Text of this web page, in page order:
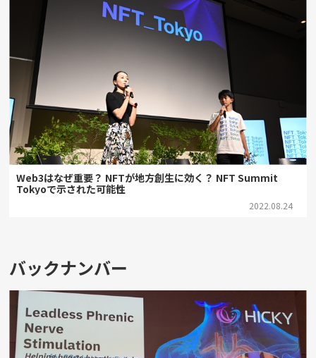
Web3はなぜ重要？ NFTが地方創生に効く？ NFT Summit
Tokyoで示された可能性
2022.08.24
バックナンバー